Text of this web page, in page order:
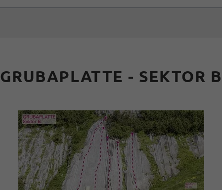
GRUBAPLATTE - SEKTOR B